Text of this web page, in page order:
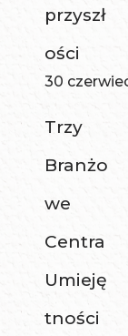
przyszł
ości
30
Trzy
Branżo
we
Centra
Umieję
tności